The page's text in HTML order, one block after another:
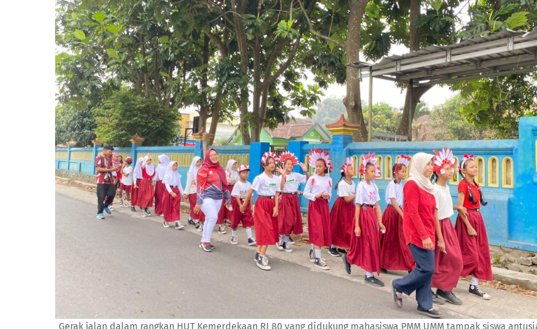
Gerak jalan dalam rangkan HUT Kemerdekaan RI 80 yang didukung mahasiswa PMM UMM tampak siswa